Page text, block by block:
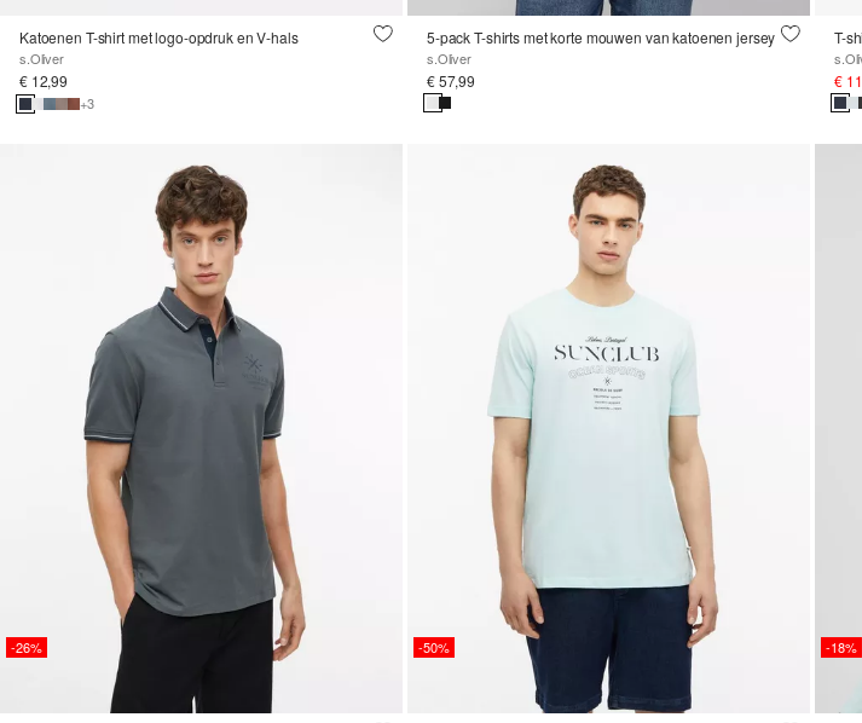
Katoenen T-shirt met logo-opdruk en V-hals
s.Oliver
€ 12,99
+3
5-pack T-shirts met korte mouwen van katoenen jersey
s.Oliver
€ 57,99
T-
€
-26% -50% -18%